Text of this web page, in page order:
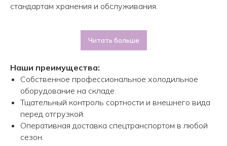
стандартам хранения и обслуживания.
Читать больше
Наши преимущества:
Собственное профессиональное холодильное
оборудование на складе.
Тщательный контроль сортности и внешнего вида
перед отгрузкой.
Оперативная доставка спецтранспортом в любой
сезон.
+7 (908) 220-32-42
Принимаем заказы с 9.00 до 21.00
КОНТАКТЫ